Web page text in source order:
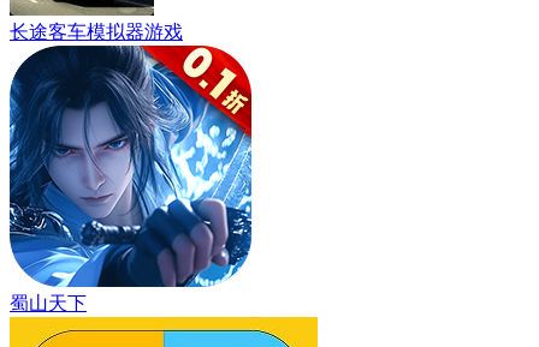
长途客车模拟器游戏
蜀山天下